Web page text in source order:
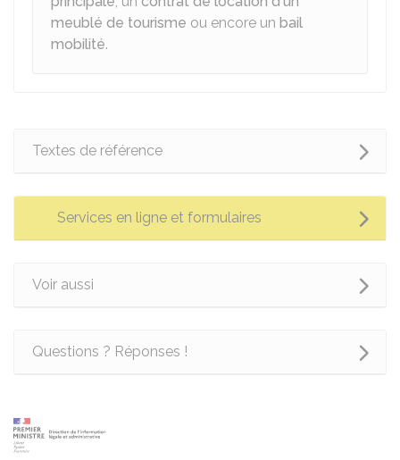
meublé de tourisme ou encore un bail
mobilité.
Textes de référence
Services en ligne et formulaires
Voir aussi
Questions ? Réponses !